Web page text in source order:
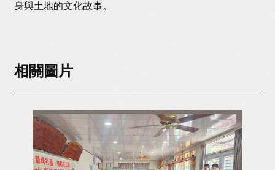
身與土地的文化故事。
相關圖片